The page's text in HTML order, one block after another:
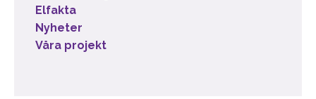
Elfakta
Nyheter
Våra projekt